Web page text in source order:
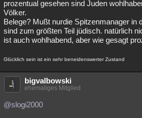
prozentual gesehen sind Juden
Völker.
Belege? Mußt nurdie Spitzenmanager in
sind zum größten Teil jüdisch. natürlich
ist auch wohlhabend, aber wie gesagt
Glücklich sein ist ein sehr beneidenswerter Zustand
bigvalbowski
ehemaliges Mitglied
@slogi2000